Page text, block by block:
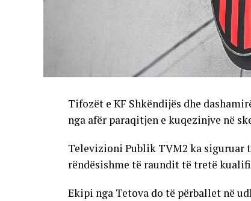
Tifozët e KF Shkëndijës dhe
nga afër paraqitjen e kuqezinjve në
Televizioni Publik TVM2 ka siguruar
rëndësishme të raundit të tretë
Ekipi nga Tetova do të përballet në